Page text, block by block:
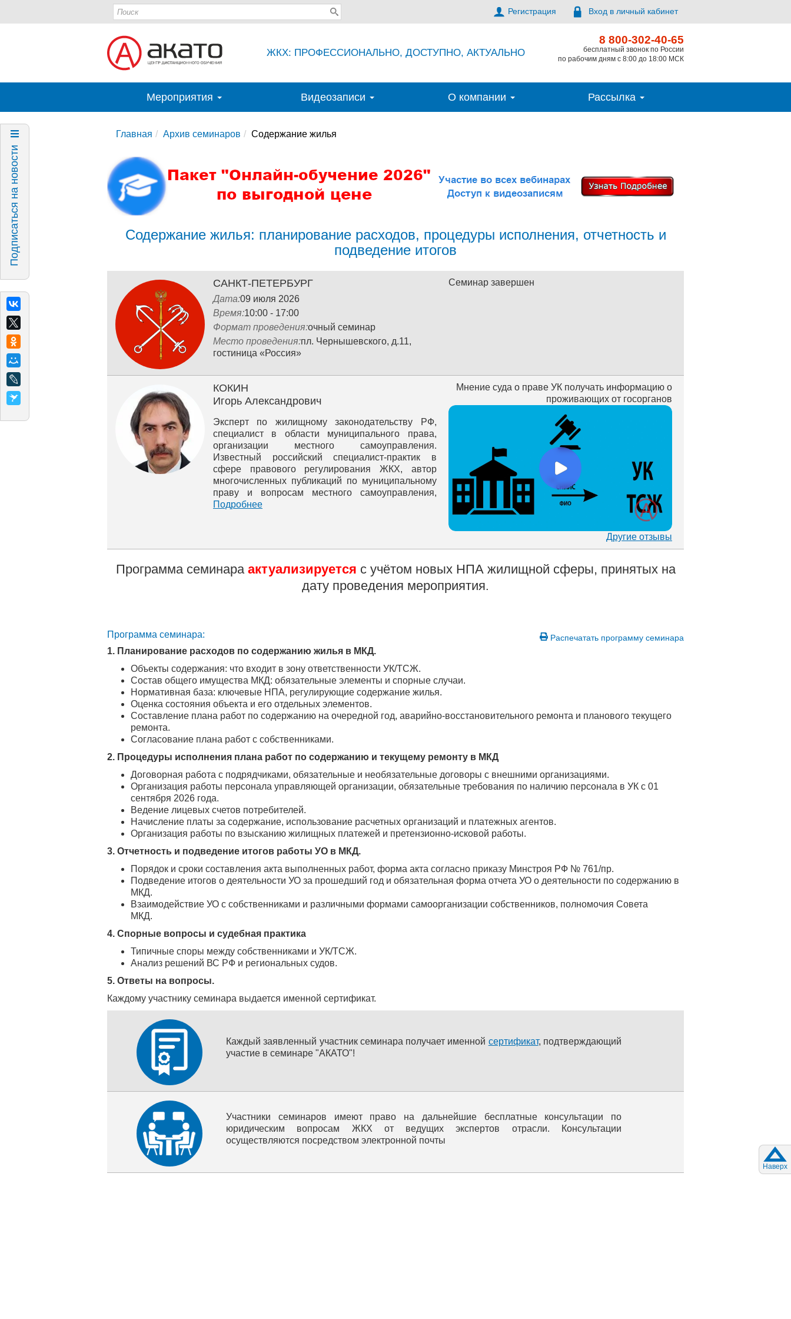
Регистрация Вход в личный кабинет
ЖКХ: ПРОФЕССИОНАЛЬНО, ДОСТУПНО, АКТУАЛЬНО
8 800-302-40-65
бесплатный звонок по России
по рабочим дням с 8:00 до 18:00 МСК
Мероприятия Видеозаписи О компании Рассылка
Подписаться на новости
Главная Архив семинаров Содержание жилья
Содержание жилья: планирование расходов, процедуры исполнения, отчетность и
подведение итогов
САНКТ-ПЕТЕРБУРГ
Дата:09 июля 2026
Время:10:00 - 17:00
Формат проведения:очный семинар
Место проведения:пл. Чернышевского, д.11,
гостиница «Россия»
Семинар завершен
КОКИН
Игорь Александрович
Эксперт по жилищному законодательству РФ,
специалист в области муниципального права,
организации местного самоуправления.
Известный российский специалист-практик в
сфере правового регулирования ЖКХ, автор
многочисленных публикаций по муниципальному
праву и вопросам местного самоуправления,
длительное время являлся экспертом РАНХиГС
Подробнее
Мнение суда о праве УК получать информацию о
проживающих от госорганов
Другие отзывы
Программа семинара актуализируется с учётом новых НПА жилищной сферы, принятых на
дату проведения мероприятия.
Программа семинара: Распечатать программу семинара
1. Планирование расходов по содержанию жилья в МКД.
Объекты содержания: что входит в зону ответственности УК/ТСЖ.
Состав общего имущества МКД: обязательные элементы и спорные случаи.
Нормативная база: ключевые НПА, регулирующие содержание жилья.
Оценка состояния объекта и его отдельных элементов.
Составление плана работ по содержанию на очередной год, аварийно-восстановительного ремонта и планового текущего
ремонта.
Согласование плана работ с собственниками.
2. Процедуры исполнения плана работ по содержанию и текущему ремонту в МКД
Договорная работа с подрядчиками, обязательные и необязательные договоры с внешними организациями.
Организация работы персонала управляющей организации, обязательные требования по наличию персонала в УК с 01
сентября 2026 года.
Ведение лицевых счетов потребителей.
Начисление платы за содержание, использование расчетных организаций и платежных агентов.
Организация работы по взысканию жилищных платежей и претензионно-исковой работы.
3. Отчетность и подведение итогов работы УО в МКД.
Порядок и сроки составления акта выполненных работ, форма акта согласно приказу Минстроя РФ № 761/пр.
Подведение итогов о деятельности УО за прошедший год и обязательная форма отчета УО о деятельности по содержанию в
МКД.
Взаимодействие УО с собственниками и различными формами самоорганизации собственников, полномочия Совета
МКД.
4. Спорные вопросы и судебная практика
Типичные споры между собственниками и УК/ТСЖ.
Анализ решений ВС РФ и региональных судов.
5. Ответы на вопросы.
Каждому участнику семинара выдается именной сертификат.
Каждый заявленный участник семинара получает именной сертификат, подтверждающий
участие в семинаре "АКАТО"!
Участники семинаров имеют право на дальнейшие бесплатные консультации по
юридическим вопросам ЖКХ от ведущих экспертов отрасли. Консультации
осуществляются посредством электронной почты
Наверх